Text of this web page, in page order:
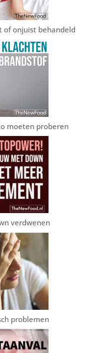
of onjuist behandeld
moeten proberen
verdwenen
problemen